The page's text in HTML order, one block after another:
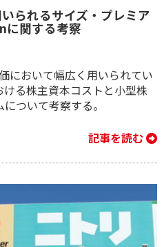
られるサイズ・プレミア
関する考察
において幅広く用いられてい
る株主資本コストと小型株
ついて考察する。
記事を読む